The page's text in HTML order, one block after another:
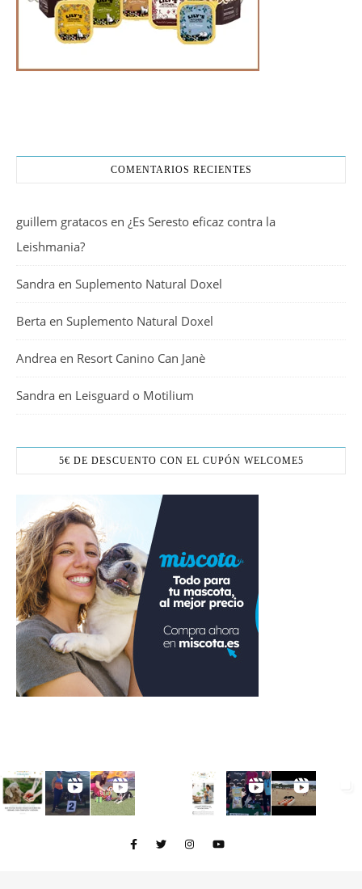
COMENTARIOS RECIENTES
guillem gratacos en ¿Es Seresto eficaz contra la
Leishmania?
Sandra en Suplemento Natural Doxel
Berta en Suplemento Natural Doxel
Andrea en Resort Canino Can Janè
Sandra en Leisguard o Motilium
5€ DE DESCUENTO CON EL CUPÓN WELCOME5